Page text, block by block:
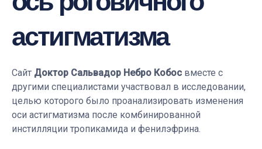
астигматизма
Сайт Доктор Сальвадор Небро Кобос вместе с
другими специалистами участвовал в исследовании,
целью которого было проанализировать изменения
оси астигматизма после комбинированной
инстилляции тропикамида и фенилэфрина.